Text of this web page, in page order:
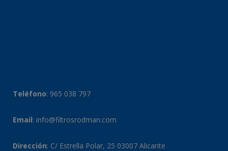
Teléfono: 965 038 797
Email: info@filtrosrodman.com
Dirección: C/ Estrella Polar, 25 03007 Alicante